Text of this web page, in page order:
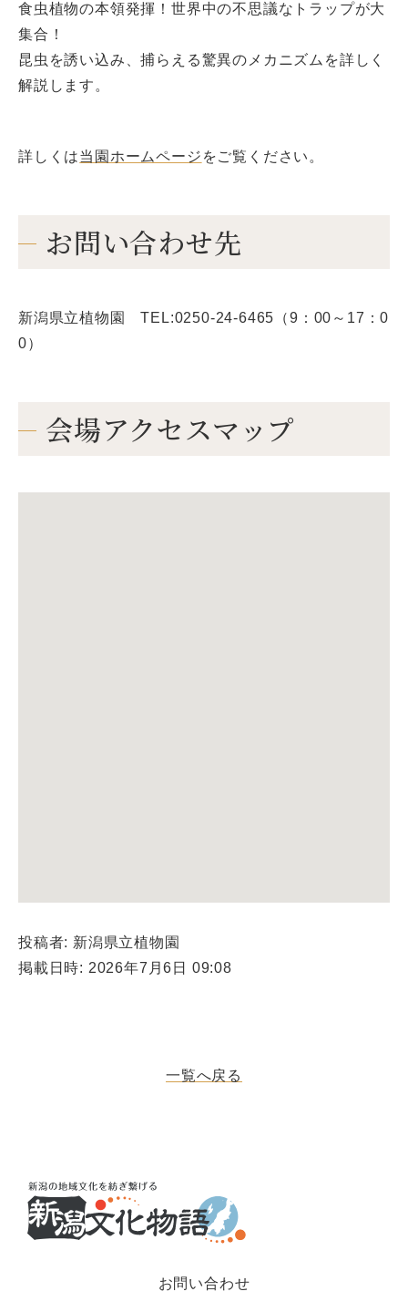
食虫植物の本領発揮！世界中の不思議なトラップが大
集合！
昆虫を誘い込み、捕らえる驚異のメカニズムを詳しく
解説します。
詳しくは当園ホームページ をご覧ください。
お問い合わせ先
新潟県立植物園 TEL:0250-24-6465（9：00～17：0
0）
会場アクセスマップ
投稿者: 新潟県立植物園
掲載日時: 2026年7月6日 09:08
一覧へ戻る
お問い合わせ